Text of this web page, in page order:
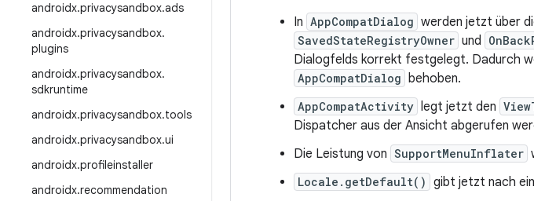
androidx.privacysandbox.ads
androidx.privacysandbox.
plugins
androidx.privacysandbox.
sdkruntime
androidx.privacysandbox.tools
androidx.privacysandbox.ui
androidx.profileinstaller
androidx.recommendation
In AppCompatDialog werden jetzt über
SavedStateRegistryOwner und
Dialogfelds korrekt festgelegt. Dadurch
AppCompatDialog behoben.
AppCompatActivity legt jetzt den
Dispatcher aus der Ansicht abgerufen
Die Leistung von SupportMenuInflater
Locale.getDefault() gibt jetzt nach